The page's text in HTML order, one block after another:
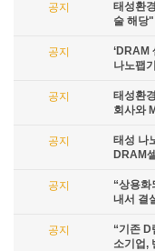
공지
태성환
술 해당
공지
‘DRAM
나노팹
공지
태성환
회사와
공지
태성 나
DRAM
공지
“상용화
내서 결
공지
“기존
소기업,